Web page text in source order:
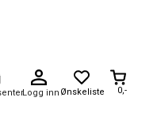
Logg inn 0,-